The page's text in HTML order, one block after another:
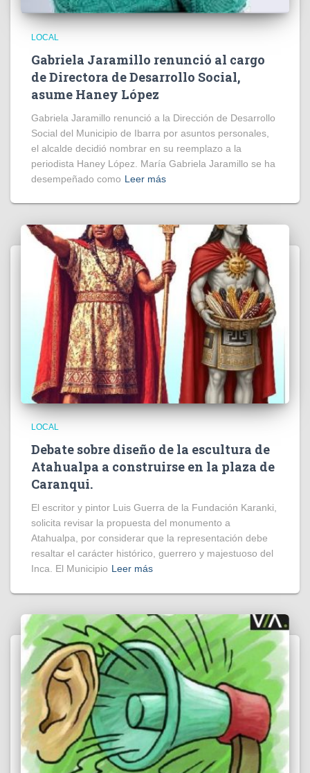
LOCAL
Gabriela Jaramillo renunció al cargo
de Directora de Desarrollo Social,
asume Haney López
Gabriela Jaramillo renunció a la Dirección de Desarrollo
Social del Municipio de Ibarra por asuntos personales,
el alcalde decidió nombrar en su reemplazo a la
periodista Haney López. María Gabriela Jaramillo se ha
desempeñado como Leer más
LOCAL
Debate sobre diseño de la escultura de
Atahualpa a construirse en la plaza de
Caranqui.
El escritor y pintor Luis Guerra de la Fundación Karanki,
solicita revisar la propuesta del monumento a
Atahualpa, por considerar que la representación debe
resaltar el carácter histórico, guerrero y majestuoso del
Inca. El Municipio Leer más